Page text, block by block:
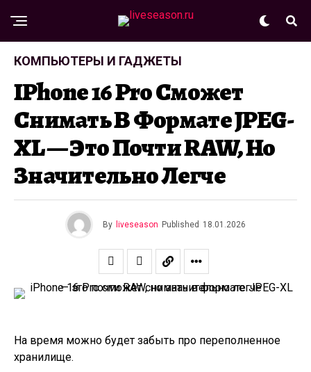
КОМПЬЮТЕРЫ И ГАДЖЕТЫ
IPhone 16 Pro Сможет
Снимать В Формате JPEG-
XL — Это Почти RAW, Но
Значительно Легче
By liveseason Published 18.01.2026
На время можно будет забыть про переполненное
хранилище.